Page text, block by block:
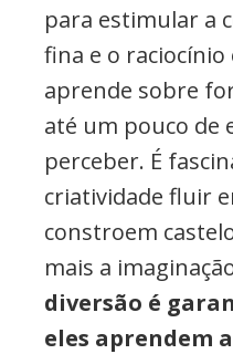
para estimular a
fina e o raciocínio
aprende sobre
até um pouco de
perceber. É
criatividade fluir
constroem
mais a
diversão é
eles aprendem